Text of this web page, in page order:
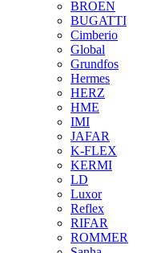
BROEN
BUGATTI
Cimberio
Global
Grundfos
Hermes
HERZ
HME
IMI
JAFAR
K-FLEX
KERMI
LD
Luxor
Reflex
RIFAR
ROMMER